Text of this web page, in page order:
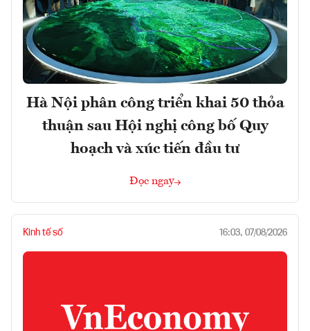
Hà Nội phân công triển khai 50 thỏa
thuận sau Hội nghị công bố Quy
hoạch và xúc tiến đầu tư
Đọc ngay
Kinh tế số 16:03, 07/08/2026